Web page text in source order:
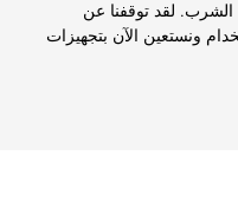
لقد توقفنا عن
ونستعين الآن بتجهيزات